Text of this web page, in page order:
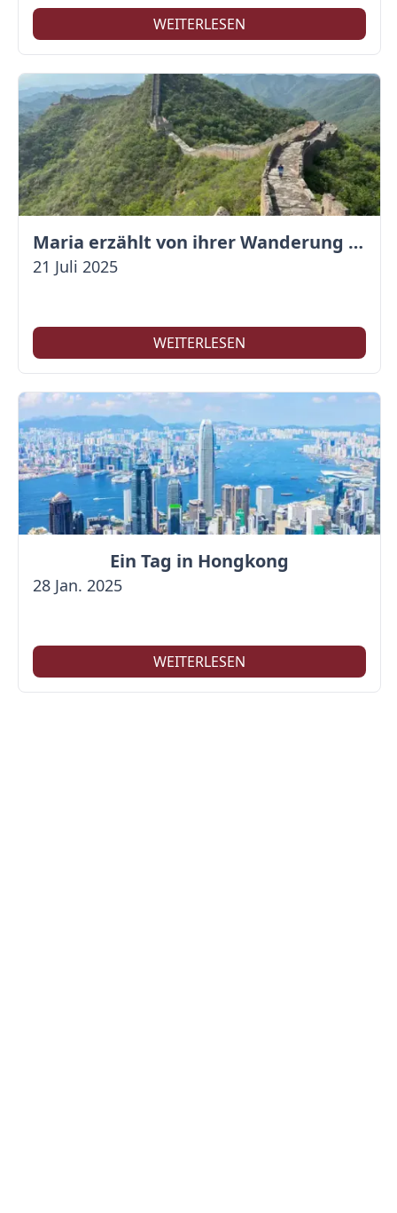
WEITERLESEN
Maria erzählt von ihrer Wanderung auf der Großen Mauer
21 Juli 2025
WEITERLESEN
Ein Tag in Hongkong
28 Jan. 2025
WEITERLESEN